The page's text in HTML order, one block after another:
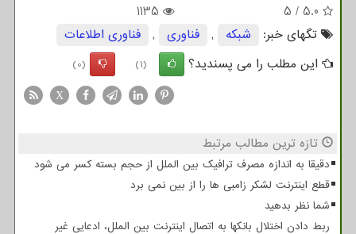
5.0
/
5
1135
تگهای خبر:
شبكه , فناوری ,
فناوری اطلاعات
این مطلب را می پسندید؟
(1)
(0)
X
تازه ترین مطالب مرتبط
دقیقا به اندازه مصرف ترافیک بین الملل از حجم بسته کسر می شود
قطع اینترنت لشکر زامبی ها را از بین نمی برد
شما نظر بدهید
ربط دادن اختلال بانکها به اتصال اینترنت بین الملل، ادعایی غیر